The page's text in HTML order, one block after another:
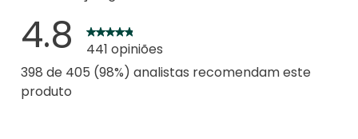
4.8
441 opiniões
398 de 405 (98%) analistas recomendam este
produto